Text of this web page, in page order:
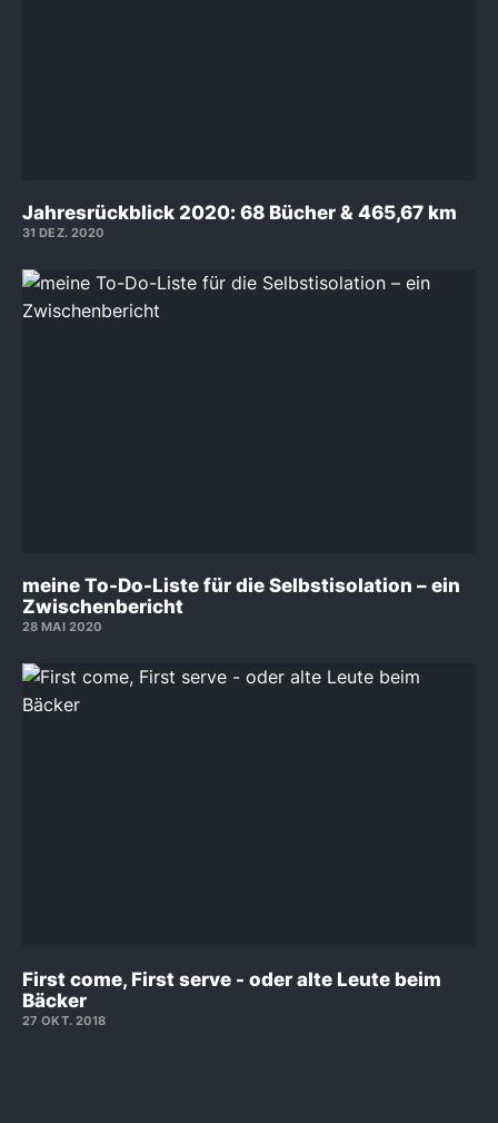
Jahresrückblick 2020: 68 Bücher & 465,67 km
31 DEZ. 2020
meine To-Do-Liste für die Selbstisolation – ein
Zwischenbericht
28 MAI 2020
First come, First serve - oder alte Leute beim
Bäcker
27 OKT. 2018